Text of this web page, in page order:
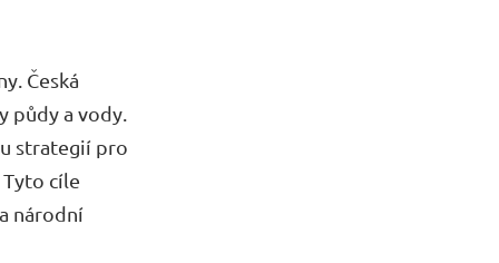
Česká
půdy a vody.
strategií pro
cíle
národní